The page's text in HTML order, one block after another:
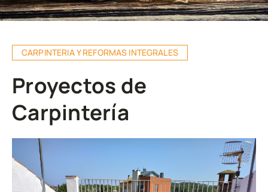
Contacto
CARPINTERIA Y REFORMAS INTEGRALES
Proyectos de
Carpintería